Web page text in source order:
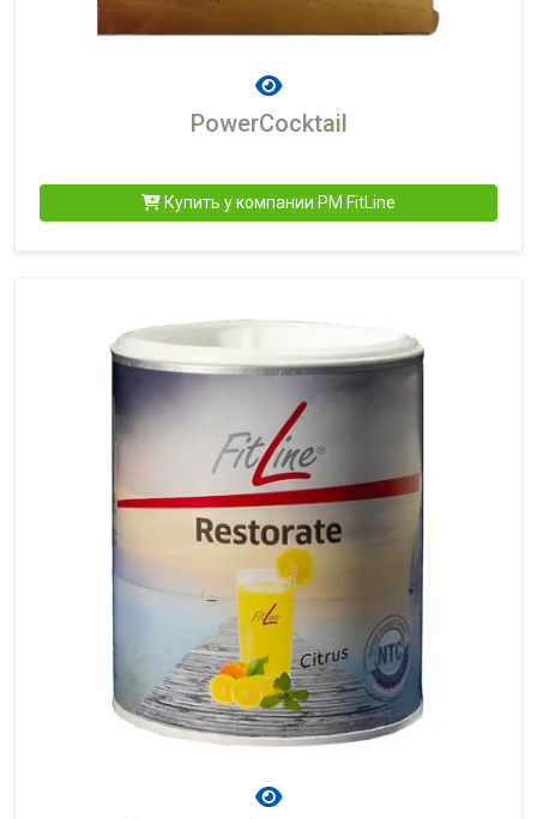
PowerCocktail
Купить у компании PM FitLine